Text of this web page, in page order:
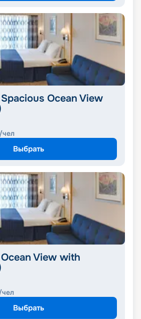
Ocean View
/чел
Выбрать
View with
Выбрать